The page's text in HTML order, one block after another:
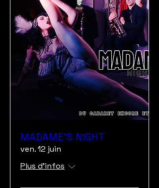
MADAME'S NIGHT
ven. 12 juin
Plus d'infos